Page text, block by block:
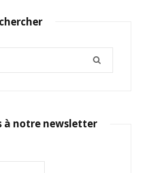
à notre newsletter